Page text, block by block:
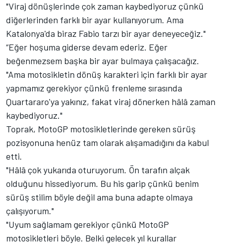
"Viraj dönüşlerinde çok zaman kaybediyoruz çünkü
diğerlerinden farklı bir ayar kullanıyorum. Ama
Katalonya'da biraz Fabio tarzı bir ayar deneyeceğiz."
“Eğer hoşuma giderse devam ederiz. Eğer
beğenmezsem başka bir ayar bulmaya çalışacağız.
"Ama motosikletin dönüş karakteri için farklı bir ayar
yapmamız gerekiyor çünkü frenleme sırasında
Quartararo'ya yakınız, fakat viraj dönerken hâlâ zaman
kaybediyoruz."
Toprak, MotoGP motosikletlerinde gereken sürüş
pozisyonuna henüz tam olarak alışamadığını da kabul
etti.
"Hâlâ çok yukarıda oturuyorum. Ön tarafın alçak
olduğunu hissediyorum. Bu his garip çünkü benim
sürüş stilim böyle değil ama buna adapte olmaya
çalışıyorum."
"Uyum sağlamam gerekiyor çünkü MotoGP
motosikletleri böyle. Belki gelecek yıl kurallar